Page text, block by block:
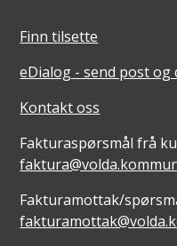
Finn tilsette
eDialog - send post
Kontakt oss
Fakturaspørsmål frå
Fakturamottak/